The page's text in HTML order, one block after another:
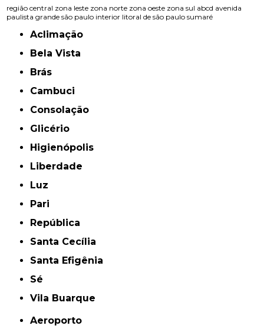
região central zona leste zona norte zona oeste zona sul abcd avenida
paulista grande são paulo interior litoral de são paulo sumaré
Aclimação
Bela Vista
Brás
Cambuci
Consolação
Glicério
Higienópolis
Liberdade
Luz
Pari
República
Santa Cecília
Santa Efigênia
Sé
Vila Buarque
Aeroporto